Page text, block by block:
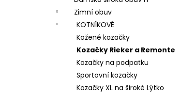
Zimní obuv
KOTNÍKOVÉ
Kožené kozačky
Kozačky Rieker a Remonte
Kozačky na podpatku
Sportovní kozačky
Kozačky XL na široké Lýtko
DÁMSKÉ SANDÁLY NA KLÍNKU ŠÍŘE H 8-
28365-46-304 HNĚDÉ
799 Kč
Původně: 1 699 Kč